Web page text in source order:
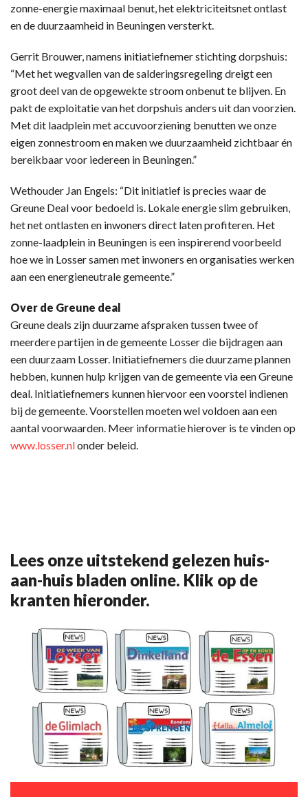
zonne-energie maximaal benut, het elektriciteitsnet ontlast
en de duurzaamheid in Beuningen versterkt.
Gerrit Brouwer, namens initiatiefnemer stichting dorpshuis:
“Met het wegvallen van de salderingsregeling dreigt een
groot deel van de opgewekte stroom onbenut te blijven. En
pakt de exploitatie van het dorpshuis anders uit dan voorzien.
Met dit laadplein met accuvoorziening benutten we onze
eigen zonnestroom en maken we duurzaamheid zichtbaar én
bereikbaar voor iedereen in Beuningen.”
Wethouder Jan Engels: “Dit initiatief is precies waar de
Greune Deal voor bedoeld is. Lokale energie slim gebruiken,
het net ontlasten en inwoners direct laten profiteren. Het
zonne-laadplein in Beuningen is een inspirerend voorbeeld
hoe we in Losser samen met inwoners en organisaties werken
aan een energieneutrale gemeente.”
Over de Greune deal
Greune deals zijn duurzame afspraken tussen twee of
meerdere partijen in de gemeente Losser die bijdragen aan
een duurzaam Losser. Initiatiefnemers die duurzame plannen
hebben, kunnen hulp krijgen van de gemeente via een Greune
deal. Initiatiefnemers kunnen hiervoor een voorstel indienen
bij de gemeente. Voorstellen moeten wel voldoen aan een
aantal voorwaarden. Meer informatie hierover is te vinden op
www.losser.nlonder beleid.
Lees onze uitstekend gelezen huis-
aan-huis bladen online. Klik op de
kranten hieronder.